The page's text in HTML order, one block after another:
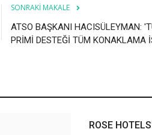
SONRAKI MAKALE
ATSO BAŞKANI HACISÜLEYMAN:
PRİMİ DESTEĞİ TÜM KONAKLAMA
ROSE